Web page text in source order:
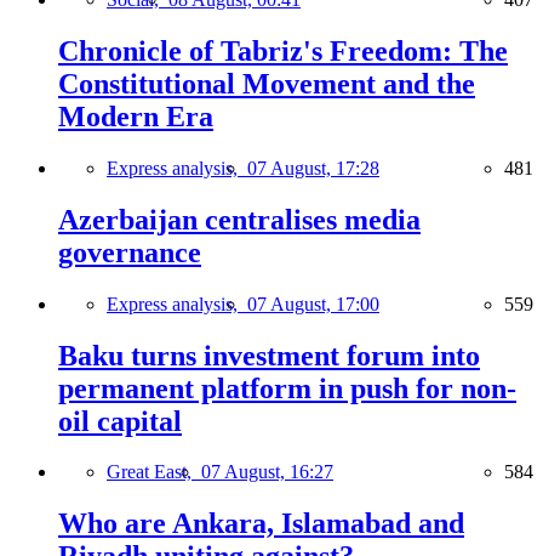
Chronicle of Tabriz's Freedom: The
Constitutional Movement and the
Modern Era
Express analysis, 07 August, 17:28 481
Azerbaijan centralises media
governance
Express analysis, 07 August, 17:00 559
Baku turns investment forum into
permanent platform in push for non-
oil capital
Great East, 07 August, 16:27 584
Who are Ankara, Islamabad and